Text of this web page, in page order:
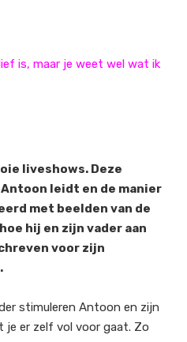
is, maar je weet wel wat ik
liveshows. Deze
leidt en de manier
met beelden van de
hij en zijn vader aan
voor zijn
stimuleren Antoon en zijn
je er zelf vol voor gaat. Zo